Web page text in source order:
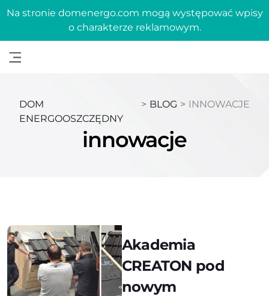
Na stronie domenergo.com mogą występować wpisy
o charakterze reklamowym.
DOM
ENERGOOSZCZĘDNY
> BLOG > INNOWACJE
innowacje
Akademia
CREATON pod
nowym